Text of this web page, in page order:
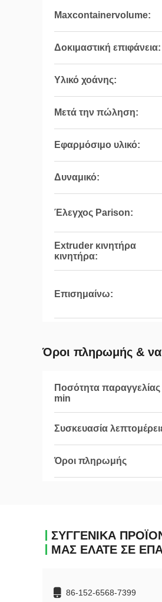
Maxcontainervolume:
Δοκιμαστική επιφάνεια:
Υλικό χοάνης:
Μετά την πώληση:
Εφαρμόσιμο υλικό:
Δυναμικό:
Έλεγχος Parison:
Extruder κινητήρα
κινητήρα:
Επισημαίνω:
Όροι πληρωμής &
Ποσότητα παραγγελίας
min
Συσκευασία
Όροι πληρωμής
ΣΥΓΓΕΝΙΚΆ
86-152-6568-7399